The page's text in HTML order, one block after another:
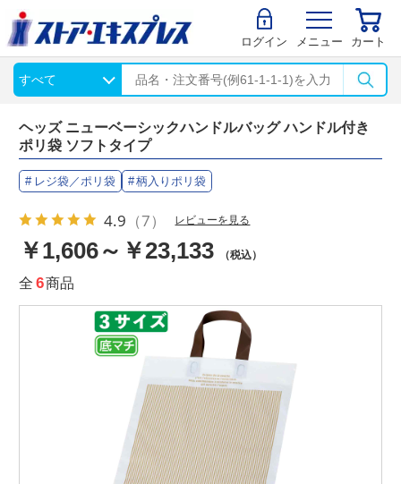
ログイン メニュー カート
ヘッズ ニューベーシックハンドルバッグ ハンドル付き
ポリ袋 ソフトタイプ
レジ袋／ポリ袋 柄入りポリ袋
4.9 （7） レビューを見る
￥1,606～￥23,133 （税込）
全 6商品